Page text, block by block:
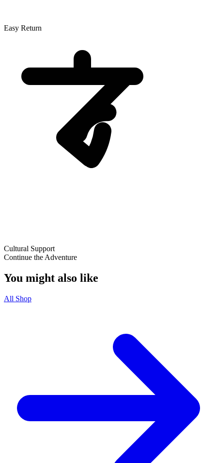
Easy Return
Cultural Support
Continue the Adventure
You might also like
All Shop